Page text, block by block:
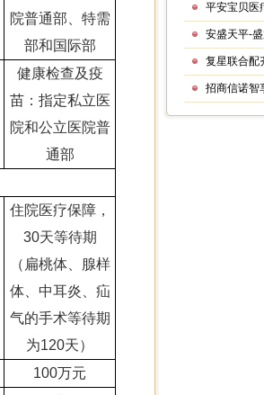
院普通部、特需
部和国际部
健康检查及疫
苗：指定私立医
院和公立医院普
通部
住院医疗保障，
30天等待期
（扁桃体、腺样
体、中耳炎、疝
气的手术等待期
为120天）
100万元
平安宝贝医
复星联合配